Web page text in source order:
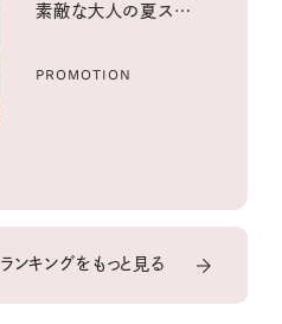
素敵な大人の夏スタイ
PROMOTION
ランキングをもっと見る